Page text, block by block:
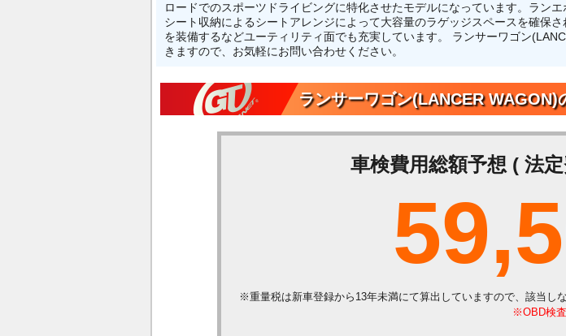
ロードでのスポーツドライビングに特化させたモデルになっています。ラン
シート収納によるシートアレンジによって大容量のラゲッジスペースを確保
を装備するなどユーティリティ面でも充実しています。 ランサーワゴン
きますので、お気軽にお問い合わせください。
ランサーワゴン(LANCER WAGON)
車検費用総額予想 ( 法
※重量税は新車登録から13年未満にて算出していますので、該当し
※OBD検